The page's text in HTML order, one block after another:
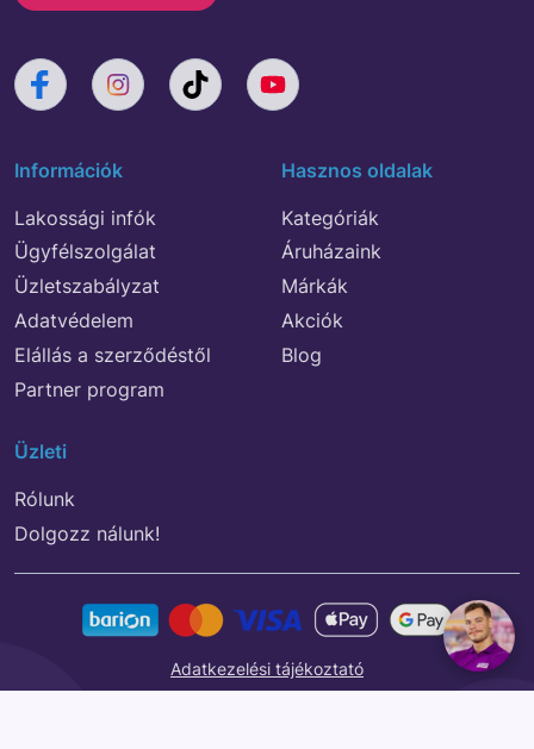
Információk
Lakossági infók
Ügyfélszolgálat
Üzletszabályzat
Adatvédelem
Elállás a szerződéstől
Partner program
Hasznos oldalak
Kategóriák
Áruházaink
Márkák
Akciók
Blog
Üzleti
Rólunk
Dolgozz nálunk!
Adatkezelési tájékoztató